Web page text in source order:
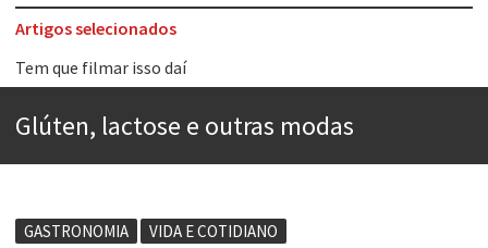
Artigos selecionados
Tem que filmar isso daí
Aprender a fracassar é o segredo do sucesso
Esse tal de Rock Gaúcho
Glúten, lactose e outras modas
GASTRONOMIA VIDA E COTIDIANO